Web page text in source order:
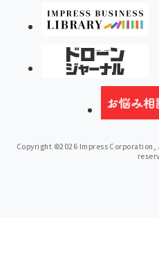
Copyright ©2026 Impress Corporation,